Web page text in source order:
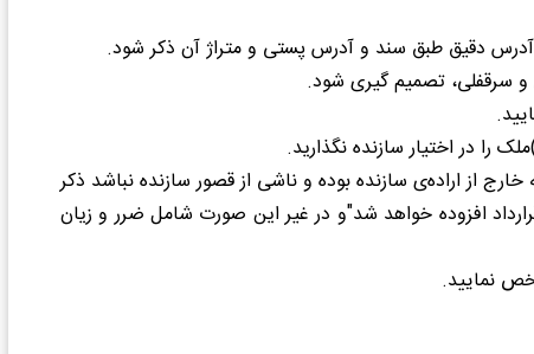
دقیق طبق سند و آدرس پستی و متراژ آن ذکر شود.
سرقفلی، تصمیم گیری شود.
در اختیار سازنده نگذارید.
از اراده‌ی سازنده بوده و ناشی از قصور سازنده نباشد ذکر
افزوده خواهد شد"و در غیر این صورت شامل ضرر و زیان
نمایید.